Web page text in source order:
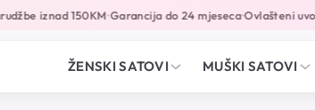
iznad 150KM•Garancija do 24 mjeseca•Ovlašteni
ŽENSKI SATOVI MUŠKI SATOVI